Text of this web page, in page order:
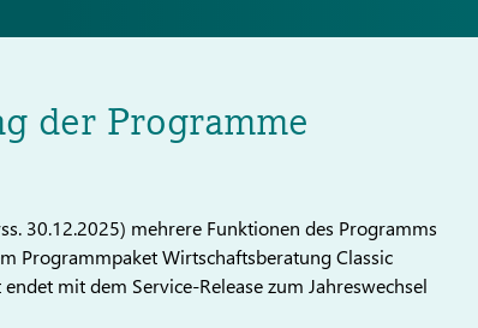
der Programme
30.12.2025) mehrere Funktionen des Programms
Programmpaket Wirtschaftsberatung Classic
mit dem Service-Release zum Jahreswechsel